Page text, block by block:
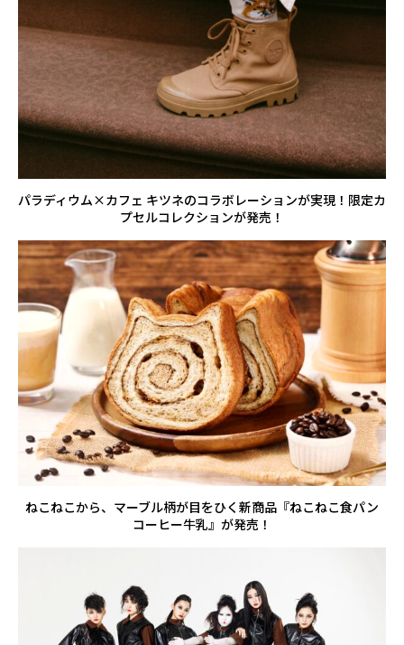
パラディウム×カフェ キツネのコラボレーションが実現！限定カ
プセルコレクションが発売！
ねこねこから、マーブル柄が目をひく新商品『ねこねこ食パン
コーヒー牛乳』が発売！